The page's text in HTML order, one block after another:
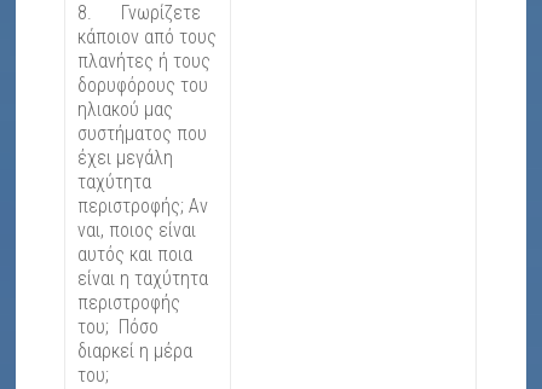
8. Γνωρίζετε
κάποιον από τους
πλανήτες ή τους
δορυφόρους του
ηλιακού μας
συστήματος που
έχει μεγάλη
ταχύτητα
περιστροφής; Αν
ναι, ποιος είναι
αυτός και ποια
είναι η ταχύτητα
περιστροφής
του; Πόσο
διαρκεί η μέρα
του;